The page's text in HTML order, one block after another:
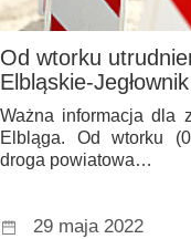
Od wtorku
Elbląskie-Jegłownik
Ważna informacja dla
Elbląga. Od wtorku
droga powiatowa…
29 maja 2022